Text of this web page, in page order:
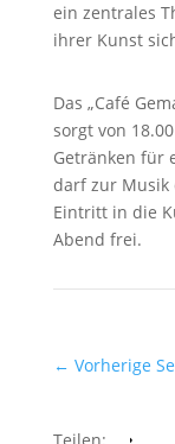
ein zentrales
ihrer Kunst
Das „Café
sorgt von
Getränken für
darf zur Musik
Eintritt in die
Abend frei.
← Vorherige